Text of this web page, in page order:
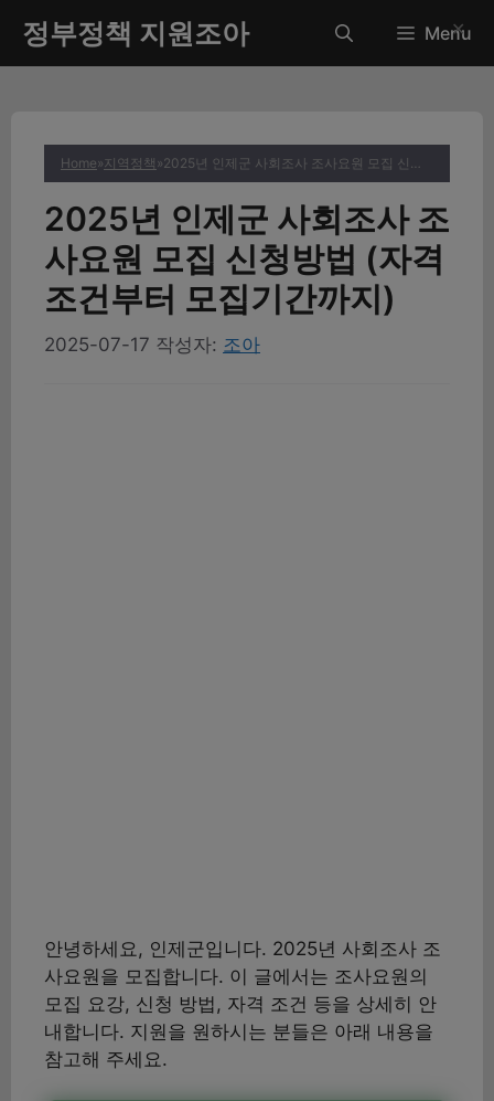
츠
정부정책 지원조아 Menu
Home»지역정책 » 2025년 인제군 사회조사 조사요원 모집 신청방법 (자격조건부터 모집기간까지)
2025년 인제군 사회조사 조
사요원 모집 신청방법 (자격
조건부터 모집기간까지)
2025-07-17 작성자: 조아
안녕하세요, 인제군입니다. 2025년 사회조사 조
사요원을 모집합니다. 이 글에서는 조사요원의
모집 요강, 신청 방법, 자격 조건 등을 상세히 안
내합니다. 지원을 원하시는 분들은 아래 내용을
참고해 주세요.
✕